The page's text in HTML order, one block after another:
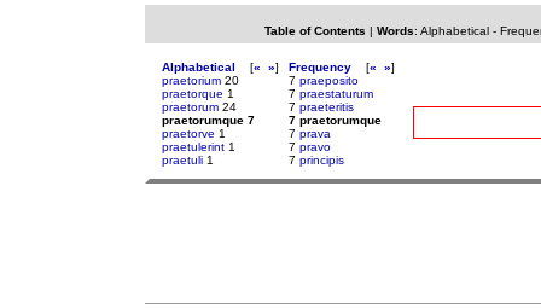
Table of Contents | Words: Alphabetical-
Alphabetical [« »]
praetorium 20
praetorque 1
praetorum 24
praetorumque 7
praetorve 1
praetulerint 1
praetuli 1
Frequency [« »]
7 praeposito
7 praestaturum
7 praeteritis
7 praetorumque
7 prava
7 pravo
7 principis